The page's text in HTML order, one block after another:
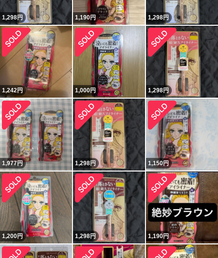
1,298円 1,190円 1,298円
1,242円 1,000円 1,298円
1,977円 1,298円 1,150円
1,200円 1,298円 1,190円